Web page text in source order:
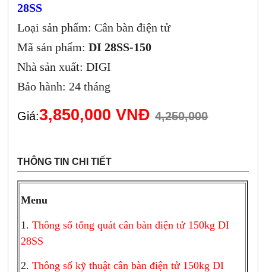
28SS
Loại sản phẩm: Cân bàn điện tử
Mã sản phẩm:DI 28SS-150
Nhà sản xuất: DIGI
Bảo hành: 24 tháng
Giá:3,850,000 VNĐ4,250,000
THÔNG TIN CHI TIẾT
Menu
1.Thông số tổng quát cân bàn điện tử 150kg DI
28SS
2.Thông số kỹ thuật cân bàn điện tử 150kg DI